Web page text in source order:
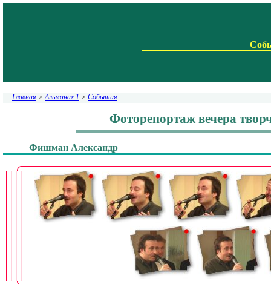
Главная >Альманах 1 > События
Фоторепортаж вечера
Фишман Александр